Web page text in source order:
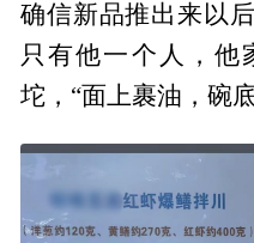
确信新品推出来以
只有他一个人，他
坨，“面上裹油，碗底